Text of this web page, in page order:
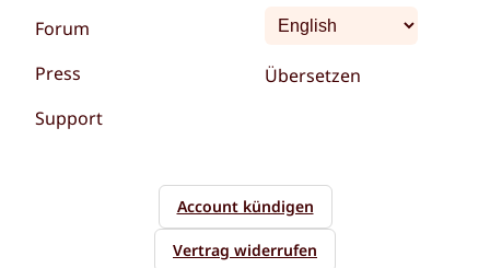
Forum
Press
Support
Übersetzen
Account kündigen
Vertrag widerrufen